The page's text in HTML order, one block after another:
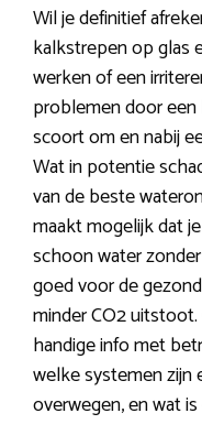
Wil je definitief
kalkstrepen op glas
werken of een
problemen door
scoort om en nabij
Wat in potentie
van de beste
maakt mogelijk dat
schoon water
goed voor de
minder CO2
handige info met
welke systemen zijn
overwegen, en wat